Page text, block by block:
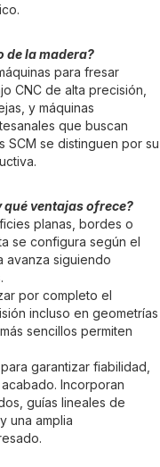
de la madera?
para fresar
CNC de alta precisión,
y máquinas
que buscan
SCM se distinguen por su
qué ventajas ofrece?
planas, bordes o
se configura según el
avanza siguiendo
por completo el
incluso en geometrías
sencillos permiten
garantizar fiabilidad,
Incorporan
guías lineales de
una amplia